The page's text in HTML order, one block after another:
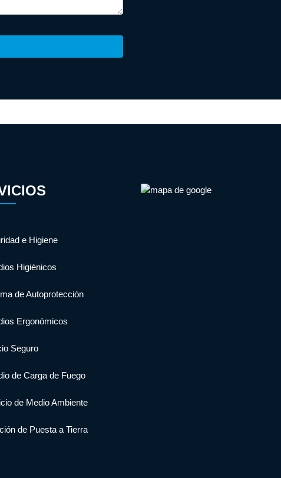
e Higiene
Higiénicos
de Autoprotección
Ergonómicos
Seguro
de Carga de Fuego
de Medio Ambiente
de Puesta a Tierra